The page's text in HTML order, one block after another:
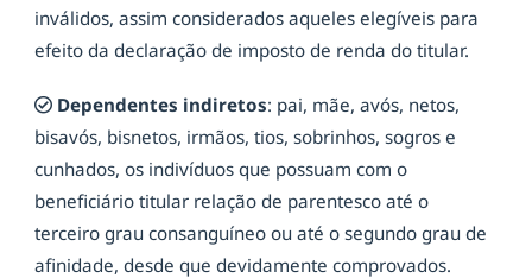
inválidos, assim considerados aqueles elegíveis para
efeito da declaração de imposto de renda do titular.
Dependentes indiretos: pai, mãe, avós, netos,
bisavós, bisnetos, irmãos, tios, sobrinhos, sogros e
cunhados, os indivíduos que possuam com o
beneficiário titular relação de parentesco até o
terceiro grau consanguíneo ou até o segundo grau de
afinidade, desde que devidamente comprovados.